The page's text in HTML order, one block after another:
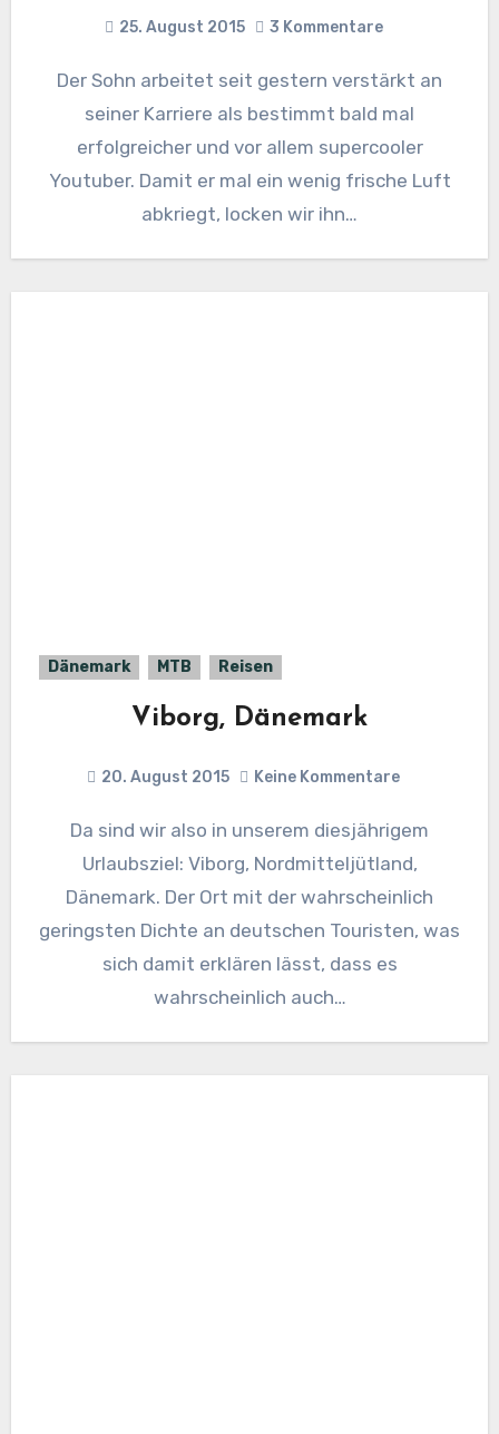
25. August 2015 3 Kommentare
Der Sohn arbeitet seit gestern verstärkt an
seiner Karriere als bestimmt bald mal
erfolgreicher und vor allem supercooler
Youtuber. Damit er mal ein wenig frische Luft
abkriegt, locken wir ihn…
Dänemark MTB Reisen
Viborg, Dänemark
20. August 2015 Keine Kommentare
Da sind wir also in unserem diesjährigem
Urlaubsziel: Viborg, Nordmitteljütland,
Dänemark. Der Ort mit der wahrscheinlich
geringsten Dichte an deutschen Touristen, was
sich damit erklären lässt, dass es
wahrscheinlich auch…